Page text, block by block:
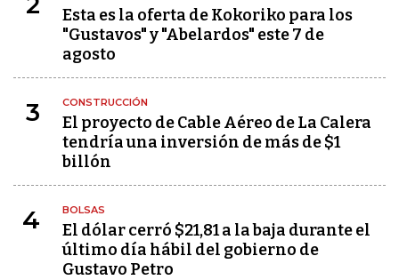
Esta es la oferta de Kokoriko para los
"Gustavos" y "Abelardos" este 7 de
agosto
3 CONSTRUCCIÓN
El proyecto de Cable Aéreo de La Calera
tendría una inversión de más de $1
billón
4 BOLSAS
El dólar cerró $21,81 a la baja durante el
último día hábil del gobierno de
Gustavo Petro